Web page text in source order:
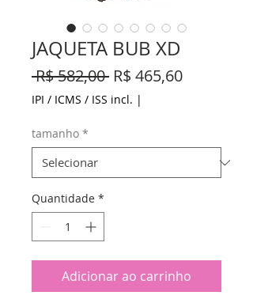
JAQUETA BUB XD
R$ 582,00 Preço
normal
R$ 465,60Preço
IPI / ICMS / ISS incl. |
tamanho *
Quantidade *
Adicionar ao carrinho